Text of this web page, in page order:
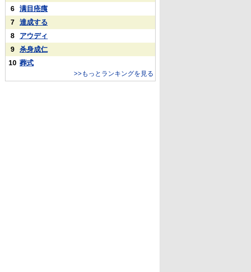
6
满目疮痍
7
達成する
8
アウディ
9
杀身成仁
10 葬式
>>もっとランキングを見る